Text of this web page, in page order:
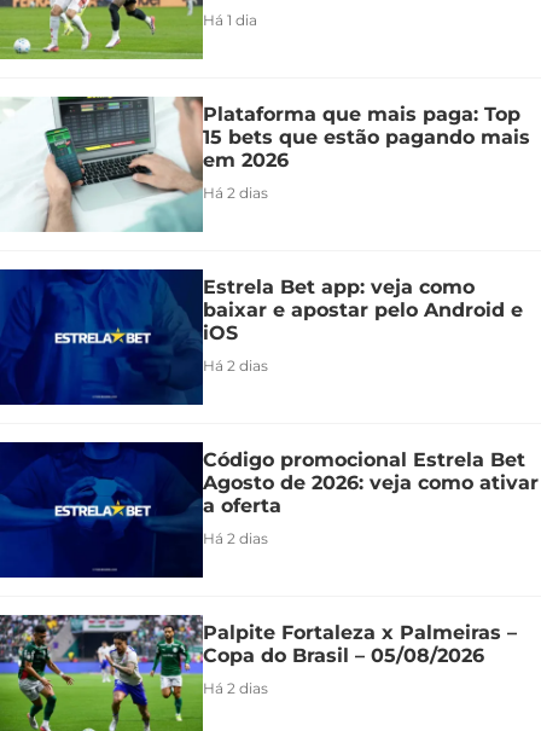
Há 1 dia
Plataforma que mais paga: Top
15 bets que estão pagando mais
em 2026
Há 2 dias
Estrela Bet app: veja como
baixar e apostar pelo Android e
iOS
Há 2 dias
Código promocional Estrela Bet
Agosto de 2026: veja como ativar
a oferta
Há 2 dias
Palpite Fortaleza x Palmeiras –
Copa do Brasil – 05/08/2026
Há 2 dias